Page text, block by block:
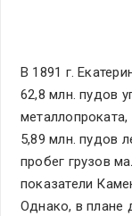
В 1891 г.
62,8 млн. пудов
5,89 млн. пудов
пробег грузов
показатели
Однако, в плане